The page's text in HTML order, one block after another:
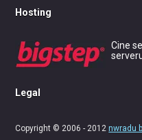
Hosting
Cine
Legal
Copyright © 2006 - 2012nwradu